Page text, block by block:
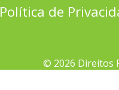
Política de
© 2026 Direitos